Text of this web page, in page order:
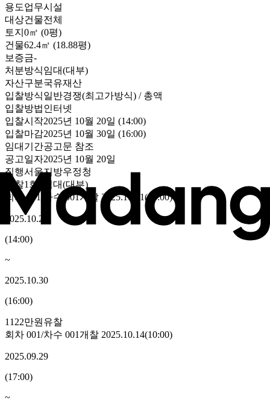
용도업무시설
대상건물전체
토지 0㎡ (0평)
건물62.4㎡ (18.88평)
보증금-
처분방식임대(대부)
자산구분국유재산
입찰방식일반경쟁(최고가방식) / 총액
입찰방법인터넷
입찰시작2025년 10월 20일 (14:00)
입찰마감2025년 10월 30일 (16:00)
임대기간공고문 참조
공고일자2025년 10월 20일
집행서울지방우정청
유찰1회
임대(대부)
회차001 /차수 001개찰 2025.10.31(10:00)
2025.10.20
(14:00)
~
2025.10.30
(16:00)
1122만원 유찰
회차 001/차수 001개찰 2025.10.14(10:00)
2025.09.29
(17:00)
~